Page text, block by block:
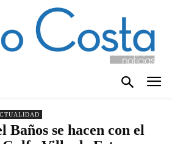
Baños se hacen con el